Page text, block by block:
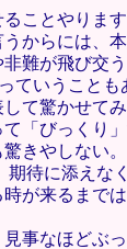
ることやりま
からには、
難が飛び交
ていうことも
て驚かせて
「びっくり
きやしない
期待に添えな
が来るまで
事なほどぶ